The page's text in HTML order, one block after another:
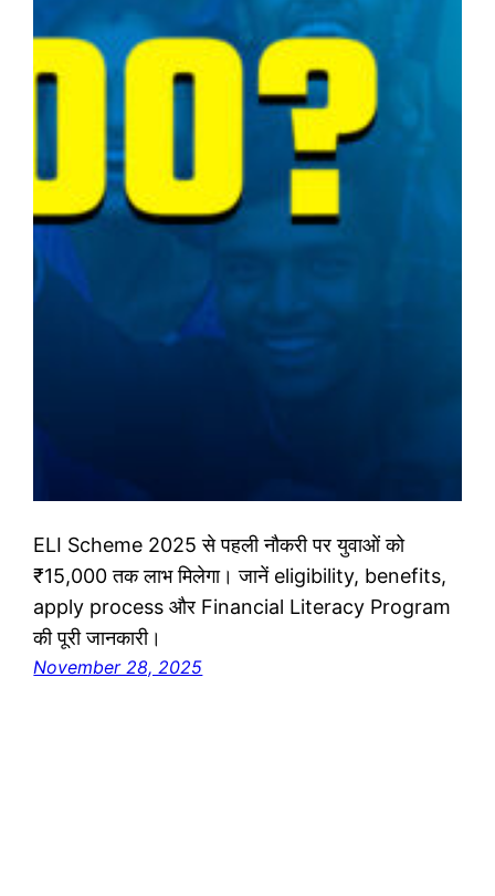
ELI Scheme 2025 से पहली नौकरी पर युवाओं को
₹15,000 तक लाभ मिलेगा। जानें eligibility, benefits,
apply process और Financial Literacy Program
की पूरी जानकारी।
November 28, 2025